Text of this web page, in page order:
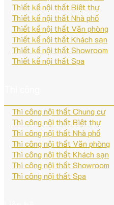
Thiết kế nội thất Biệt thự
Thiết kế nội thất Nhà phố
Thiết kế nội thất Văn phòng
Thiết kế nội thất Khách sạn
Thiết kế nội thất Showroom
Thiết kế nội thất Spa
Thi công nội thất Chung cư
Thi công nội thất Biệt thự
Thi công nội thất Nhà phố
Thi công nội thất Văn phòng
Thi công nội thất Khách sạn
Thi công nội thất Showroom
Thi công nội thất Spa